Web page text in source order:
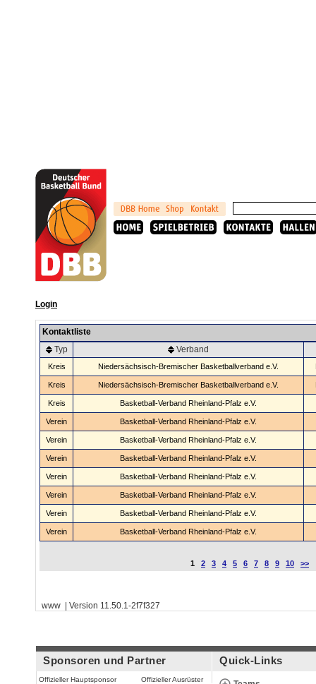
Login
Kontaktliste
Typ
Verband
Kreis Niedersächsisch-Bremischer Basketballverband e.V.
Kreis Niedersächsisch-Bremischer Basketballverband e.V.
Kreis Basketball-Verband Rheinland-Pfalz e.V.
Verein Basketball-Verband Rheinland-Pfalz e.V.
Verein Basketball-Verband Rheinland-Pfalz e.V.
Verein Basketball-Verband Rheinland-Pfalz e.V.
Verein Basketball-Verband Rheinland-Pfalz e.V.
Verein Basketball-Verband Rheinland-Pfalz e.V.
Verein Basketball-Verband Rheinland-Pfalz e.V.
Verein Basketball-Verband Rheinland-Pfalz e.V.
1 2 3 4 5 6 7 8 9 10 >>
www | Version 11.50.1-2f7f327
Sponsoren und Partner
Offizieller Hauptsponsor Offizieller Ausrüster
Quick-Links